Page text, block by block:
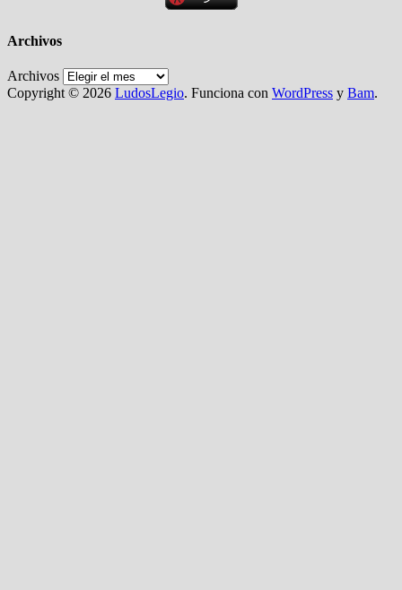
Archivos
Archivos
Copyright © 2026 LudosLegio. Funciona con WordPress y Bam.